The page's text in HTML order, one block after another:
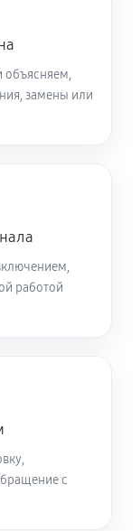
объясняем,
замены или
работой
с